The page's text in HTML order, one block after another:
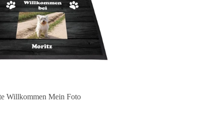
Willkommen Mein Foto